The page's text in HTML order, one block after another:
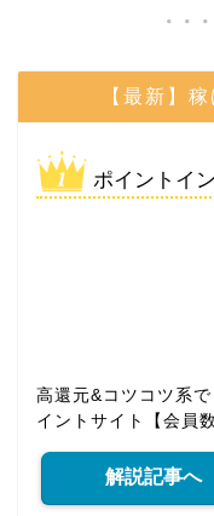
【最新】
ポイントイ
高還元&コツコツ系
イントサイト【会員
解説記事へ